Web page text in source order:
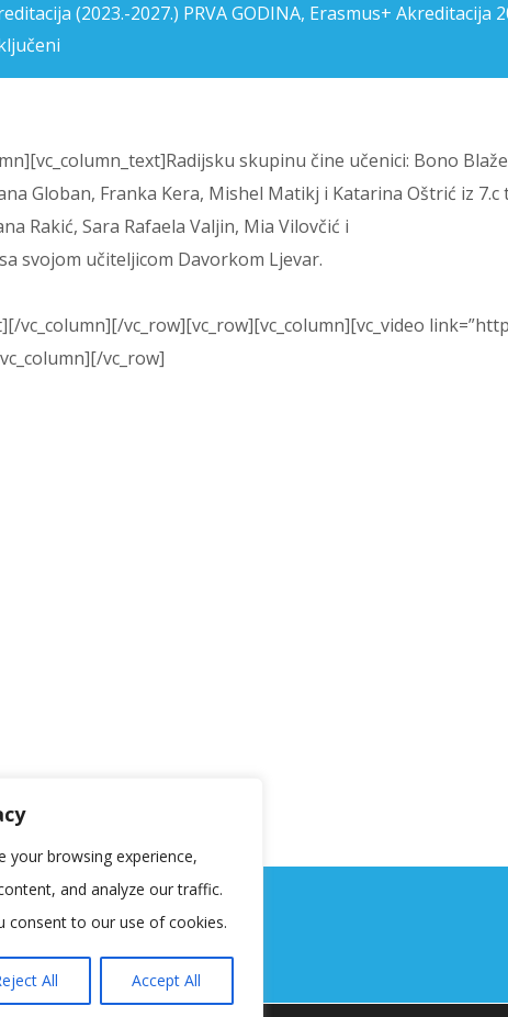
your browsing experience,
and analyze our traffic.
consent to our use of cookies.
All Accept All
(2023.-2027.) PRVA GODINA, Erasmus+ Akreditacija
skupinu čine učenici: Bono
Globan, Franka Kera, Mishel Matikj i Katarina Oštrić iz
Rakić, Sara Rafaela Valjin, Mia Vilovčić i
svojom učiteljicom Davorkom Ljevar.
vc_column][/vc_row][vc_row][vc_column][vc_video
vc_row]